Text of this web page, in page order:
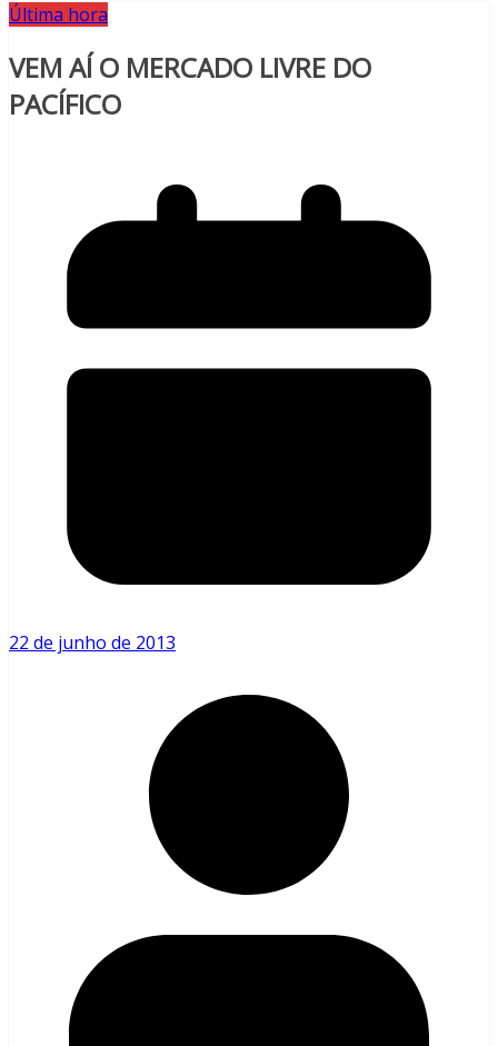
Última hora
VEM AÍ O MERCADO LIVRE DO
PACÍFICO
22 de junho de 2013